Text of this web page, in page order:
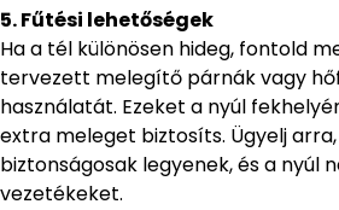
5. Fűtési lehetőségek
Ha a tél különösen hideg, fontold
tervezett melegítő párnák vagy
használatát. Ezeket a nyúl
extra meleget biztosíts. Ügyelj
biztonságosak legyenek, és a nyúl
vezetékeket.